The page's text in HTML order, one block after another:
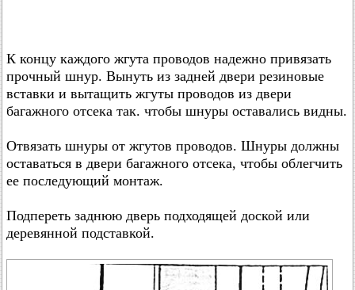
К концу каждого жгута проводов надежно привязать
прочный шнур. Вынуть из задней двери резиновые
вставки и вытащить жгуты проводов из двери
багажного отсека так. чтобы шнуры оставались видны.
Отвязать шнуры от жгутов проводов. Шнуры должны
оставаться в двери багажного отсека, чтобы облегчить
ее последующий монтаж.
Подпереть заднюю дверь подходящей доской или
деревянной подставкой.